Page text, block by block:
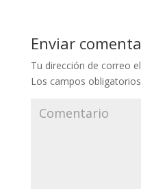
Enviar
Tu dirección de correo
Los campos